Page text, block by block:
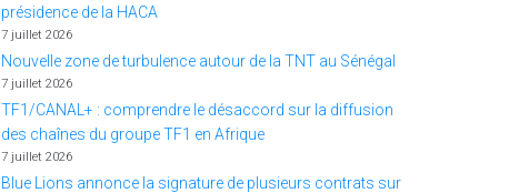
présidence de la HACA
7 juillet 2026
Nouvelle zone de turbulence autour de la TNT au Sénégal
7 juillet 2026
TF1/CANAL+ : comprendre le désaccord sur la diffusion
des chaînes du groupe TF1 en Afrique
7 juillet 2026
Blue Lions annonce la signature de plusieurs contrats sur